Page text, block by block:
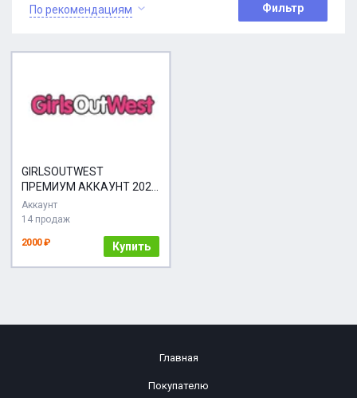
По рекомендациям Фильтр
GIRLSOUTWEST
ПРЕМИУМ АККАУНТ 2027
+
Аккаунт
14 продаж
2000 ₽ Купить
Главная
Покупателю